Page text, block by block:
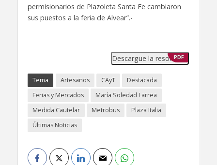
permisionarios de Plazoleta Santa Fe cambiaron
sus puestos a la feria de Alvear”.-
Descargue la resolución
PDF
Tema Artesanos CAyT
Destacada
Ferias y Mercados
María Soledad Larrea
Medida Cautelar
Metrobus
Plaza Italia
Últimas Noticias